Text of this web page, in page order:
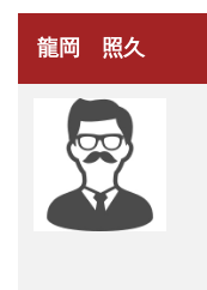
龍岡 照久